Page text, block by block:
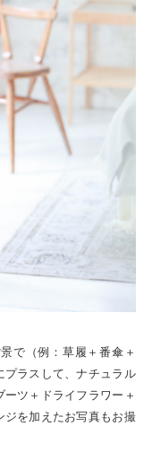
で（例：草履＋番傘＋
ラスして、ナチュラル
ツ＋ドライフラワー＋
を加えたお写真もお撮